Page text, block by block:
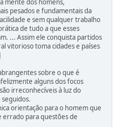
mente dos homens,
pesados e fundamentais da
e sem qualquer trabalho
de tudo a que esses
... Assim ele conquista partidos
vitorioso toma cidades e países
sobre o que é
alguns dos focos
irreconhecíveis à luz do
seguidos.
orientação para o homem que
para questões de